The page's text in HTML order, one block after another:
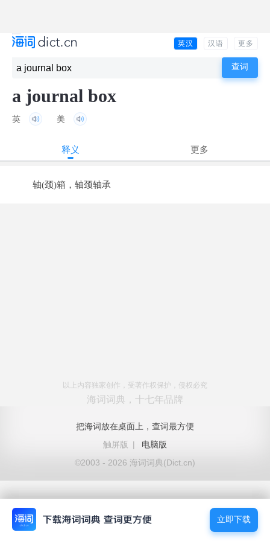
英汉 汉语 更多
a journal box
英 美
释义 更多
轴(颈)箱，轴颈轴承
以上内容独家创作，受著作权保护，侵权必究
海词词典，十七年品牌
把海词放在桌面上，查词最方便
触屏版
|
电脑版
©2003 - 2026 海词词典(Dict.cn)
立即下载
立即下载